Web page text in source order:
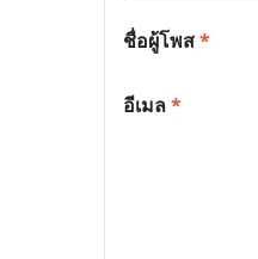
ชื่อผู้โพส*
อีเมล*